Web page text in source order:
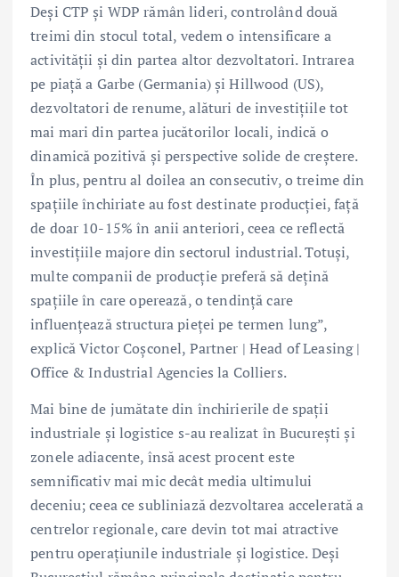
Deși CTP și WDP rămân lideri, controlând două
treimi din stocul total, vedem o intensificare a
activității și din partea altor dezvoltatori. Intrarea
pe piață a Garbe (Germania) și Hillwood (US),
dezvoltatori de renume, alături de investițiile tot
mai mari din partea jucătorilor locali, indică o
dinamică pozitivă și perspective solide de creștere.
În plus, pentru al doilea an consecutiv, o treime din
spațiile închiriate au fost destinate producției, față
de doar 10-15% în anii anteriori, ceea ce reflectă
investițiile majore din sectorul industrial. Totuși,
multe companii de producție preferă să dețină
spațiile în care operează, o tendință care
influențează structura pieței pe termen lung”,
explică Victor Coșconel, Partner | Head of Leasing |
Office & Industrial Agencies la Colliers.
Mai bine de jumătate din închirierile de spații
industriale și logistice s-au realizat în București și
zonele adiacente, însă acest procent este
semnificativ mai mic decât media ultimului
deceniu; ceea ce subliniază dezvoltarea accelerată a
centrelor regionale, care devin tot mai atractive
pentru operațiunile industriale și logistice. Deși